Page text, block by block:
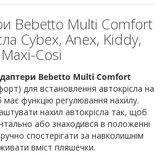
Bebetto Multi Comfort
Cybex, Anex, Kiddy,
Maxi-Cosi
Bebetto Multi Comfort
для встановлення автокрісла на
функцію регулювання нахилу.
нахил автокрісла так, щоб
або знаходився в положенні
спостерігати за навколишнім
вміст пляшечки.